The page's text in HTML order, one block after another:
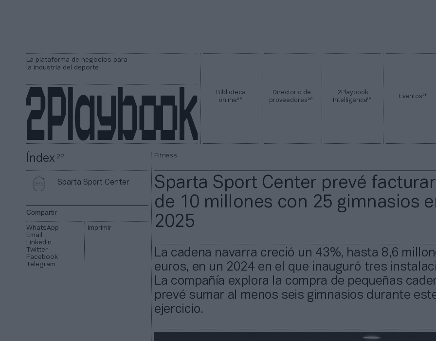
La plataforma de negocios para
la industria del deporte
Biblioteca
online2P
Directorio de
proveedores2P
2Playbook
Intelligence2P Eventos2P
Índex2P
Sparta Sport Center
Compartir
WhatsApp
Email
Linkedin
Twitter
Facebook
Telegram
Imprimir
Fitness
Sparta Sport Center prevé
de 10 millones con 25 gimnasios
2025
La cadena navarra creció un 43%, hasta 8,6
euros, en un 2024 en el que inauguró tres
La compañía explora la compra de pequeñas
prevé sumar al menos seis gimnasios durante
ejercicio.